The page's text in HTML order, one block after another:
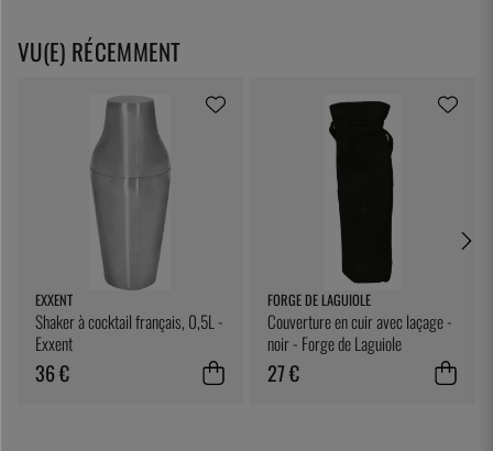
VU(E) RÉCEMMENT
EXXENT
Shaker à cocktail français, 0,5L -
Exxent
36 €
FORGE DE LAGUIOLE
Couverture en cuir avec laçage -
noir - Forge de Laguiole
27 €